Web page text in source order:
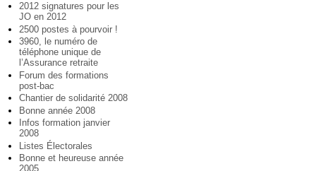
2012 signatures pour les
JO en 2012
2500 postes à pourvoir !
3960, le numéro de
téléphone unique de
l’Assurance retraite
Forum des formations
post-bac
Chantier de solidarité 2008
Bonne année 2008
Infos formation janvier
2008
Listes Électorales
Bonne et heureuse année
2005